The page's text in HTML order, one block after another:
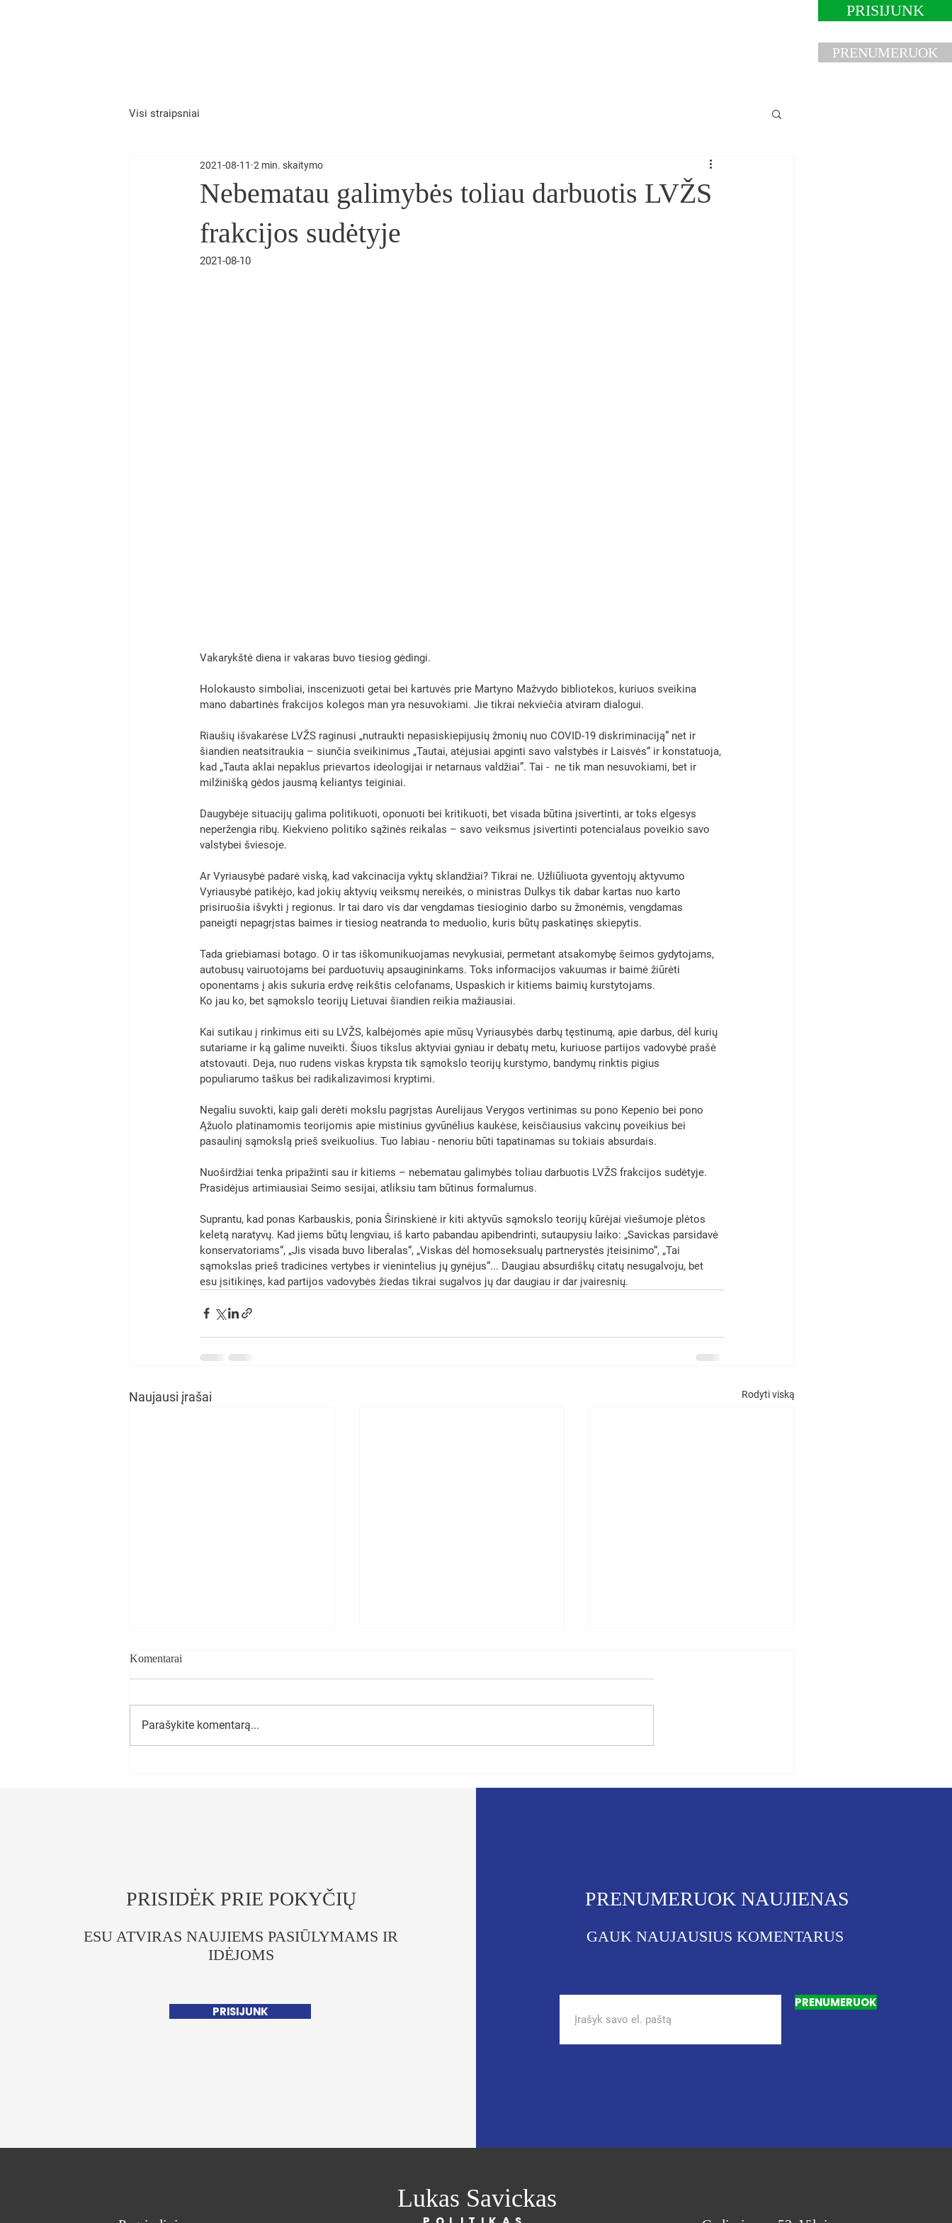
PRISIJUNK
PRENUMERUOK
Visi straipsniai
Nebematau galimybės toliau darbuotis LVŽS
frakcijos sudėtyje
2021-08-11 2 min. skaitymo
2021-08-10
Vakarykštė diena ir vakaras buvo tiesiog gėdingi.
Holokausto simboliai, inscenizuoti getai bei kartuvės prie Martyno Mažvydo bibliotekos, kuriuos sveikina
mano dabartinės frakcijos kolegos man yra nesuvokiami. Jie tikrai nekviečia atviram dialogui.
Riaušių išvakarėse LVŽS raginusi „nutraukti nepasiskiepijusių žmonių nuo COVID-19 diskriminaciją” net ir
šiandien neatsitraukia – siunčia sveikinimus „Tautai, atėjusiai apginti savo valstybės ir Laisvės“ ir konstatuoja,
kad „Tauta aklai nepaklus prievartos ideologijai ir netarnaus valdžiai”. Tai -  ne tik man nesuvokiami, bet ir
milžinišką gėdos jausmą keliantys teiginiai.
Daugybėje situacijų galima politikuoti, oponuoti bei kritikuoti, bet visada būtina įsivertinti, ar toks elgesys
neperžengia ribų. Kiekvieno politiko sąžinės reikalas – savo veiksmus įsivertinti potencialaus poveikio savo
valstybei šviesoje.
Ar Vyriausybė padarė viską, kad vakcinacija vyktų sklandžiai? Tikrai ne. Užliūliuota gyventojų aktyvumo
Vyriausybė patikėjo, kad jokių aktyvių veiksmų nereikės, o ministras Dulkys tik dabar kartas nuo karto
prisiruošia išvykti į regionus. Ir tai daro vis dar vengdamas tiesioginio darbo su žmonėmis, vengdamas
paneigti nepagrįstas baimes ir tiesiog neatranda to meduolio, kuris būtų paskatinęs skiepytis.
Tada griebiamasi botago. O ir tas iškomunikuojamas nevykusiai, permetant atsakomybę šeimos gydytojams,
autobusų vairuotojams bei parduotuvių apsaugininkams. Toks informacijos vakuumas ir baimė žiūrėti
oponentams į akis sukuria erdvę reikštis celofanams, Uspaskich ir kitiems baimių kurstytojams.
Ko jau ko, bet sąmokslo teorijų Lietuvai šiandien reikia mažiausiai.
Kai sutikau į rinkimus eiti su LVŽS, kalbėjomės apie mūsų Vyriausybės darbų tęstinumą, apie darbus, dėl kurių
sutariame ir ką galime nuveikti. Šiuos tikslus aktyviai gyniau ir debatų metu, kuriuose partijos vadovybė prašė
atstovauti. Deja, nuo rudens viskas krypsta tik sąmokslo teorijų kurstymo, bandymų rinktis pigius
populiarumo taškus bei radikalizavimosi kryptimi.
Negaliu suvokti, kaip gali derėti mokslu pagrįstas Aurelijaus Verygos vertinimas su pono Kepenio bei pono
Ąžuolo platinamomis teorijomis apie mistinius gyvūnėlius kaukėse, keisčiausius vakcinų poveikius bei
pasaulinį sąmokslą prieš sveikuolius. Tuo labiau - nenoriu būti tapatinamas su tokiais absurdais.
Nuoširdžiai tenka pripažinti sau ir kitiems – nebematau galimybės toliau darbuotis LVŽS frakcijos sudėtyje.
Prasidėjus artimiausiai Seimo sesijai, atliksiu tam būtinus formalumus.
Suprantu, kad ponas Karbauskis, ponia Širinskienė ir kiti aktyvūs sąmokslo teorijų kūrėjai viešumoje plėtos
keletą naratyvų. Kad jiems būtų lengviau, iš karto pabandau apibendrinti, sutaupysiu laiko: „Savickas parsidavė
konservatoriams“, „Jis visada buvo liberalas“, „Viskas dėl homoseksualų partnerystės įteisinimo“, „Tai
sąmokslas prieš tradicines vertybes ir vienintelius jų gynėjus“... Daugiau absurdiškų citatų nesugalvoju, bet
esu įsitikinęs, kad partijos vadovybės žiedas tikrai sugalvos jų dar daugiau ir dar įvairesnių.
Naujausi įrašai Rodyti viską
Komentarai
Parašykite komentarą...
PRISIDĖK PRIE POKYČIŲ
ESU ATVIRAS NAUJIEMS PASIŪLYMAMS IR
IDĖJOMS
PRISIJUNK
PRENUMERUOK NAUJIENAS
GAUK NAUJAUSIUS KOMENTARUS
PRENUMERUOK
Lukas Savickas